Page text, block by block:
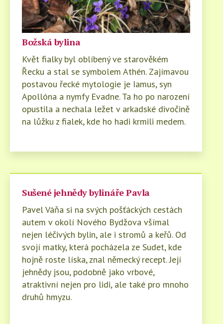
Božská bylina
Květ fialky byl oblíbený ve starověkém
Řecku a stal se symbolem Athén. Zajímavou
postavou řecké mytologie je Iamus, syn
Apollóna a nymfy Evadne. Ta ho po narození
opustila a nechala ležet v arkadské divočině
na lůžku z fialek, kde ho hadi krmili medem.
Sušené jehnědy bylináře Pavla
Pavel Váňa si na svých pošťáckých cestách
autem v okolí Nového Bydžova všímal
nejen léčivých bylin, ale i stromů a keřů. Od
svojí matky, která pocházela ze Sudet, kde
hojně roste líska, znal německý recept. Její
jehnědy jsou, podobně jako vrbové,
atraktivní nejen pro lidi, ale také pro mnoho
druhů hmyzu.